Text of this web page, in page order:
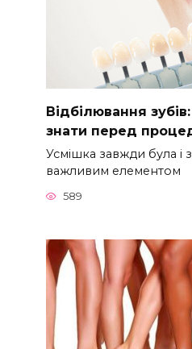
Відбілювання
знати перед
Усмішка завжди була і
важливим елементом
589